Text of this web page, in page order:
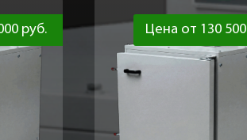
руб. Цена от 130